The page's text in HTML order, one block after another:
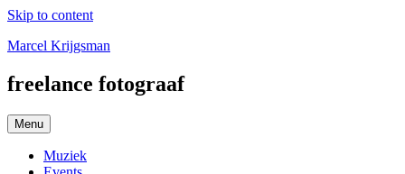
Skip to content
Marcel Krijgsman
freelance fotograaf
Menu
Muziek